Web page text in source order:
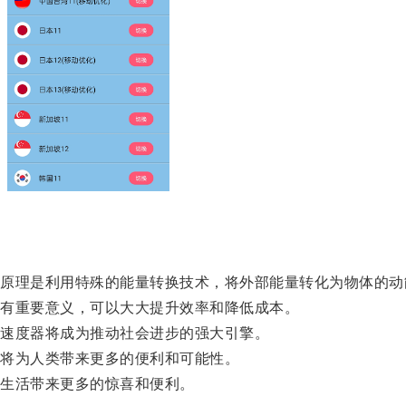
是利用特殊的能量转换技术，将外部能量转化为物体的动
要意义，可以大大提升效率和降低成本。
器将成为推动社会进步的强大引擎。
人类带来更多的便利和可能性。
带来更多的惊喜和便利。